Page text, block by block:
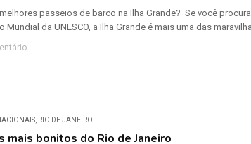
passeios de barco na Ilha Grande? Se você
Mundial da UNESCO, a Ilha Grande é mais uma das
RIO DE JANEIRO
mais bonitos do Rio de Janeiro